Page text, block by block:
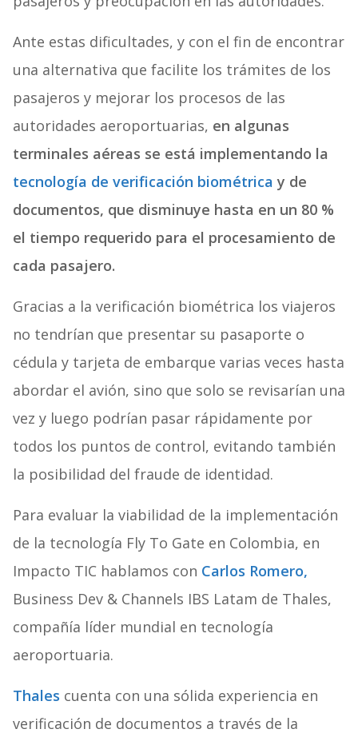
Ante estas dificultades, y con el fin de encontrar
una alternativa que facilite los trámites de los
pasajeros y mejorar los procesos de las
autoridades aeroportuarias, en algunas
terminales aéreas se está implementando la
tecnología de verificación biométrica y de
documentos, que disminuye hasta en un 80 %
el tiempo requerido para el procesamiento de
cada pasajero.
Gracias a la verificación biométrica los viajeros
no tendrían que presentar su pasaporte o
cédula y tarjeta de embarque varias veces hasta
abordar el avión, sino que solo se revisarían una
vez y luego podrían pasar rápidamente por
todos los puntos de control, evitando también
la posibilidad del fraude de identidad.
Para evaluar la viabilidad de la implementación
de la tecnología Fly To Gate en Colombia, en
Impacto TIC hablamos con Carlos Romero,
Business Dev & Channels IBS Latam de Thales,
compañía líder mundial en tecnología
aeroportuaria.
Thales cuenta con una sólida experiencia en
verificación de documentos a través de la